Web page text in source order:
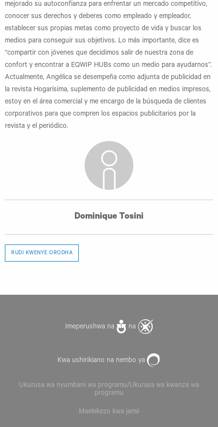
mejorado su autoconfianza para enfrentar un mercado competitivo,
conocer sus derechos y deberes como empleado y empleador,
establecer sus propias metas como proyecto de vida y buscar los
medios para conseguir sus objetivos. Lo más importante, dice es
“compartir con jóvenes que decidimos salir de nuestra zona de
confort y encontrar a EQWIP HUBs como un medio para ayudarnos”.
Actualmente, Angélica se desempeña como adjunta de publicidad en
la revista Hogarísima, suplemento de publicidad en medios impresos,
estoy en el área comercial y me encargo de la búsqueda de clientes
corporativos para que compren los espacios publicitarios por la
revista y el periódico.
Dominique Tosini
RUDI KWENYE ORODHA
Imeperushwa na na
Kwa ushirikiano na nembo ya
Ukurusa wa nyumbani wa programu/Ukurasa wa kwanza wa
programu
Maelekezo kwa jamii